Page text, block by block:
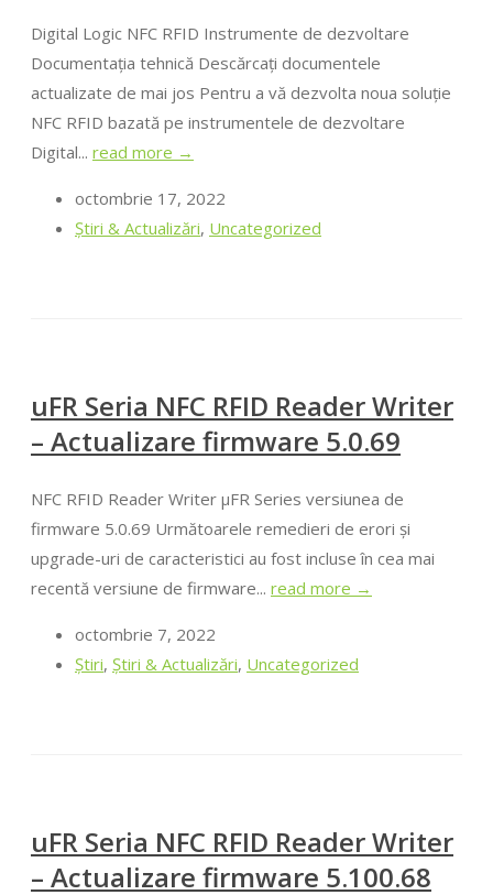
Digital Logic NFC RFID Instrumente de dezvoltare
Documentația tehnică Descărcați documentele
actualizate de mai jos Pentru a vă dezvolta noua soluție
NFC RFID bazată pe instrumentele de dezvoltare
Digital... read more →
octombrie 17, 2022
Știri & Actualizări, Uncategorized
uFR Seria NFC RFID Reader Writer
– Actualizare firmware 5.0.69
NFC RFID Reader Writer μFR Series versiunea de
firmware 5.0.69 Următoarele remedieri de erori și
upgrade-uri de caracteristici au fost incluse în cea mai
recentă versiune de firmware... read more →
octombrie 7, 2022
Ştiri, Știri & Actualizări, Uncategorized
uFR Seria NFC RFID Reader Writer
– Actualizare firmware 5.100.68